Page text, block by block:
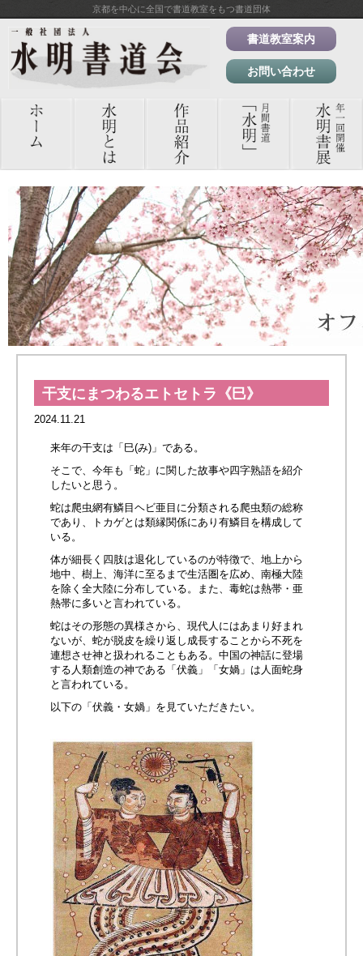
京都を中心に全国で書道教室をもつ書道団体
書道教室案内
お問い合わせ
干支にまつわるエトセトラ《巳》
2024.11.21
来年の干支は「巳(み)」である。
そこで、今年も「蛇」に関した故事や四字熟語を紹介
したいと思う。
蛇は爬虫網有鱗目ヘビ亜目に分類される爬虫類の総称
であり、トカゲとは類縁関係にあり有鱗目を構成して
いる。
体が細長く四肢は退化しているのが特徴で、地上から
地中、樹上、海洋に至るまで生活圏を広め、南極大陸
を除く全大陸に分布している。また、毒蛇は熱帯・亜
熱帯に多いと言われている。
蛇はその形態の異様さから、現代人にはあまり好まれ
ないが、蛇が脱皮を繰り返し成長することから不死を
連想させ神と扱われることもある。中国の神話に登場
する人類創造の神である「伏義」「女媧」は人面蛇身
と言われている。
以下の「伏義・女媧」を見ていただきたい。